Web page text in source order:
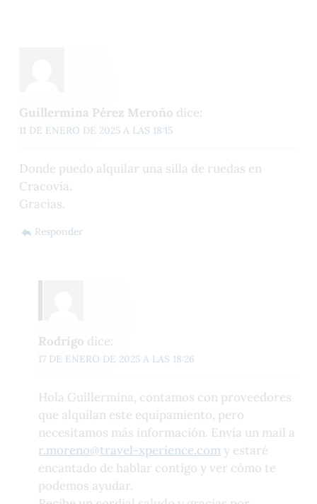
Guillermina Pérez Meroño dice:
11 DE ENERO DE 2025 A LAS 18:15
Donde puedo alquilar una silla de ruedas en
Cracovia.
Gracias.
Responder
Rodrigo dice:
17 DE ENERO DE 2025 A LAS 18:26
Hola Guillermina, contamos con proveedores
que alquilan este equipamiento, pero
necesitamos más información. Envía un mail a
r.moreno@travel-xperience.com y estaré
encantado de hablar contigo y ver cómo te
podemos ayudar.